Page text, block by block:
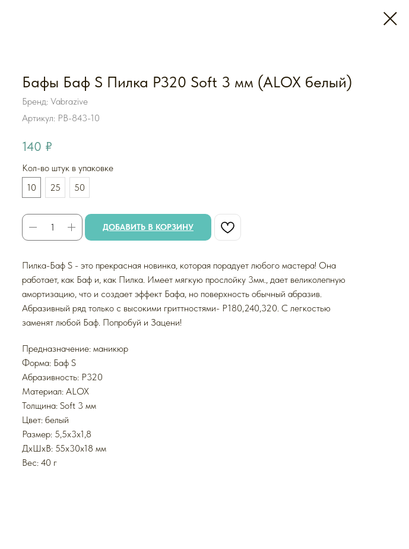
Бафы Баф S Пилка P320 Soft 3 мм (ALOX белый)
Бренд: Vabrazive
Артикул: PB-843-10
140 ₽
Кол-во штук в упаковке
10
25 50
ДОБАВИТЬ В КОРЗИНУ
Пилка-Баф S - это прекрасная новинка, которая порадует любого мастера! Она
работает, как Баф и, как Пилка. Имеет мягкую прослойку 3мм., дает великолепную
амортизацию, что и создает эффект Бафа, но поверхность обычный абразив.
Абразивный ряд только с высокими гриттностями- Р180,240,320. С легкостью
заменят любой Баф. Попробуй и Зацени!
Предназначение: маникюр
Форма: Баф S
Абразивность: P320
Mатериал: ALOX
Толщина: Soft 3 мм
Цвет: белый
Размер: 5,5х3х1,8
ДxШxВ: 55x30x18 мм
Вес: 40 г